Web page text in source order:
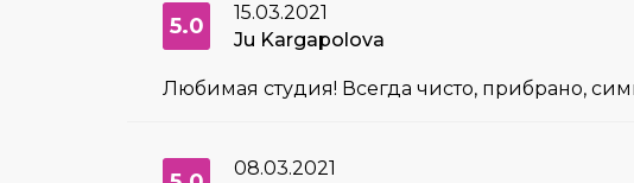
5.0
15.03.2021
Ju Kargapolova
Любимая студия! Всегда чисто, прибрано,
08.03.2021